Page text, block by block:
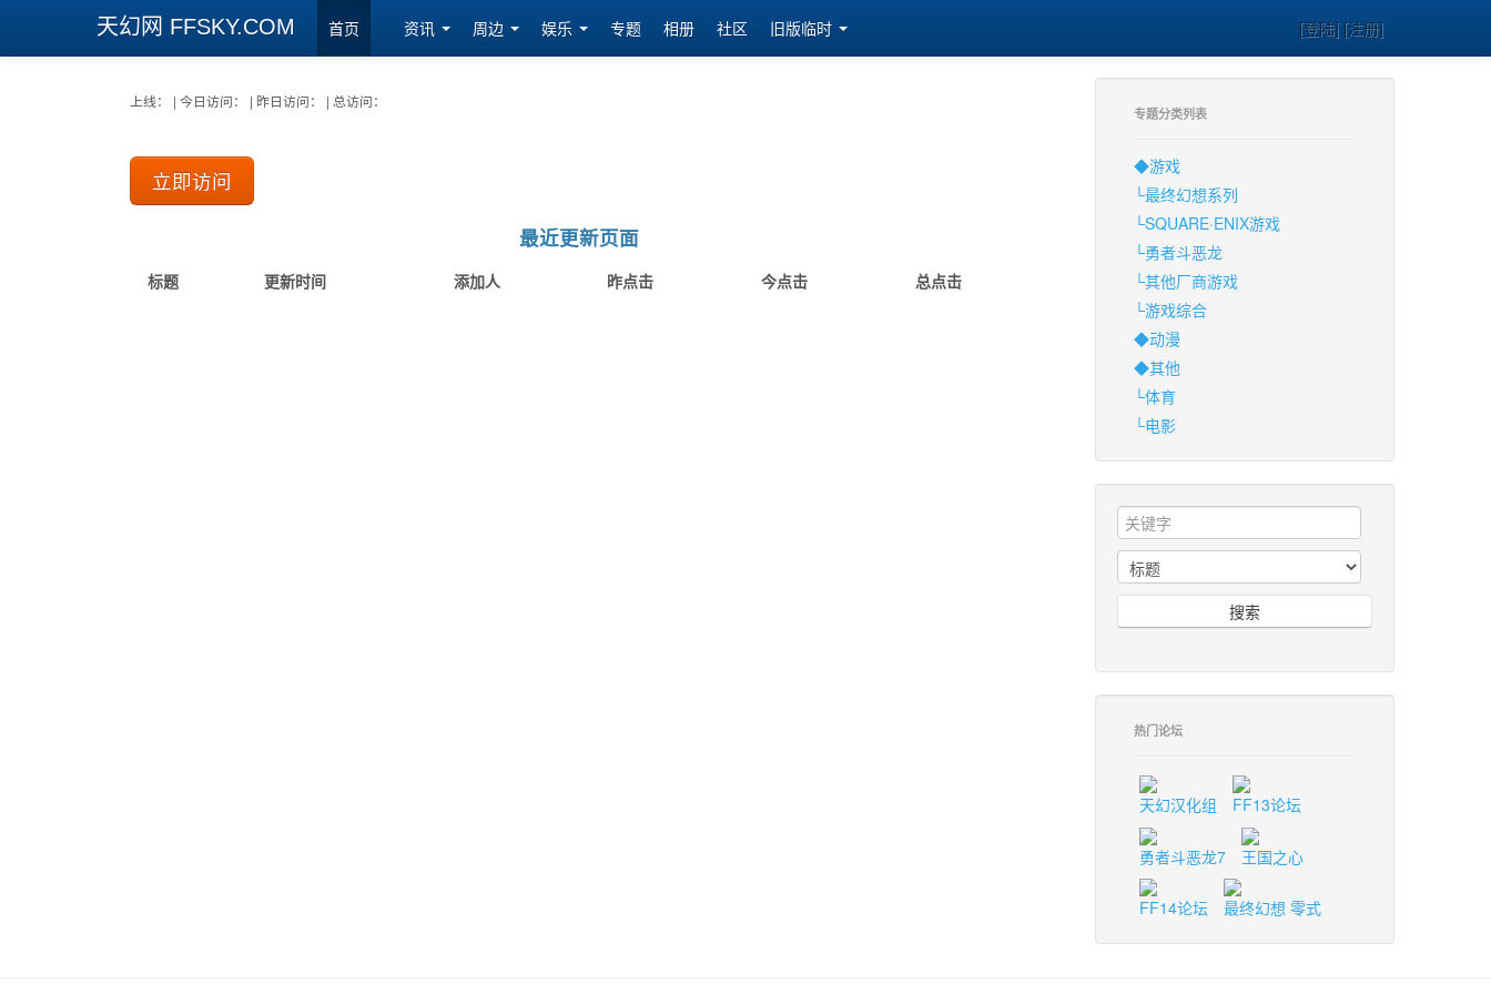
天幻网 FFSKY.COM 首页 资讯 周边 娱乐 专题 相册 社区 旧版临时 [登陆] [注册]
上线： | 今日访问： | 昨日访问： | 总访问：
立即访问
最近更新页面
标题
更新时间 添加人 昨点击 今点击 总点击
专题分类列表
◆游戏
└最终幻想系列
└SQUARE·ENIX游戏
└勇者斗恶龙
└其他厂商游戏
└游戏综合
◆动漫
◆其他
└体育
└电影
搜索
热门论坛
天幻汉化组 FF13论坛
勇者斗恶龙7 王国之心
FF14论坛 最终幻想 零式